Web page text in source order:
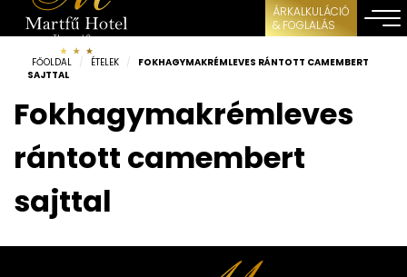
ÁRKALKULÁCIÓ
& FOGLALÁS
FŐOLDAL / ÉTELEK /
FOKHAGYMAKRÉMLEVES RÁNTOTT CAMEMBERT
SAJTTAL
Fokhagymakrémleves
rántott camembert
sajttal